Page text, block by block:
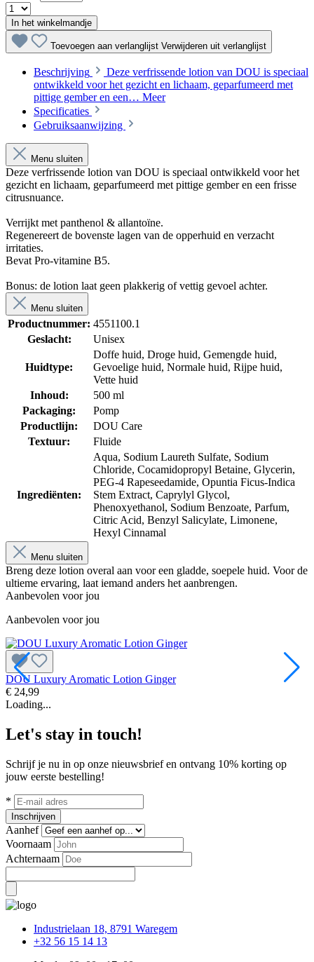
In het winkelmandje
Toevoegen aan verlanglijst Verwijderen uit verlanglijst
Beschrijving
Deze verfrissende lotion van DOU is speciaal
ontwikkeld voor het gezicht en lichaam, geparfumeerd met
pittige gember en een… Meer
Specificaties
Gebruiksaanwijzing
Menu sluiten
Deze verfrissende lotion van DOU is speciaal ontwikkeld voor het
gezicht en lichaam, geparfumeerd met pittige gember en een frisse
citrusnuance.
Verrijkt met panthenol & allantoïne.
Regenereert de bovenste lagen van de opperhuid en verzacht
irritaties.
Bevat Pro-vitamine B5.
Bonus: de lotion laat geen plakkerig of vettig gevoel achter.
Menu sluiten
Productnummer: 4551100.1
Geslacht:
Unisex
Huidtype:
Doffe huid, Droge huid, Gemengde huid,
Gevoelige huid, Normale huid, Rijpe huid,
Vette huid
Inhoud:
500 ml
Packaging:
Pomp
Productlijn:
DOU Care
Textuur:
Fluide
Ingrediënten:
Aqua, Sodium Laureth Sulfate, Sodium
Chloride, Cocamidopropyl Betaine, Glycerin,
PEG-4 Rapeseedamide, Opuntia Ficus-Indica
Stem Extract, Caprylyl Glycol,
Phenoxyethanol, Sodium Benzoate, Parfum,
Citric Acid, Benzyl Salicylate, Limonene,
Hexyl Cinnamal
Menu sluiten
Breng deze lotion overal aan voor een gladde, soepele huid. Voor de
ultieme ervaring, laat iemand anders het aanbrengen.
Aanbevolen voor jou
Aanbevolen voor jou
DOU Luxury Aromatic Lotion Ginger
€ 24,99
Loading...
Let's stay in touch!
Schrijf je nu in op onze nieuwsbrief en ontvang 10% korting op
jouw eerste bestelling!
*
Inschrijven
Aanhef
Voornaam
Achternaam
Industrielaan 18, 8791 Waregem
+32 56 15 14 13